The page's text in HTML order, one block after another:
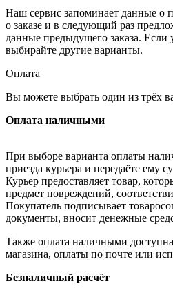
Наш сервис запоминает данные о
о заказе и в следующий раз
данные предыдущего заказа. Если
выбирайте другие варианты.
Оплата
Вы можете выбрать один из трёх
Оплата наличными
При выборе варианта оплаты
приезда курьера и передаёте ему
Курьер предоставляет товар,
предмет повреждений,
Покупатель подписывает
документы, вносит денежные
Также оплата наличными
магазина, оплаты по почте или
Безналичный расчёт